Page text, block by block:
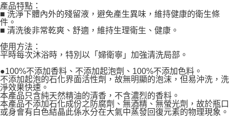
貨到付款
每筆NT$120，滿NT$1,500(含以上)免運費
產品特點：
■ 洗淨下體內外的殘留液，避免產生異味，維持健康的衛生條
件。
■ 清洗後非常乾爽、舒適，維持生理衛生、健康。
使用方法：
平時每次沐浴時，特別以「婦衛寧」加強清洗局部。
●100%不添加香料、不添加起泡劑、100%不添加色料。
不添加起泡的石化界面活性劑，故無明顯的泡沫，但易沖洗，洗
淨效果快速。
本產品只含純天然精油的清香，不含濃烈的香料。
本產品不添加石化成份之防腐劑、無酒精、無螢光劑，故於瓶口
或身會有白色結晶此係水分在大氣中蒸發回復元素的物理現象。